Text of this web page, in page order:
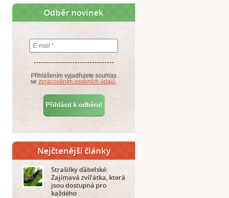
Odběr novinek
Přihlášením vyjadřujete souhlas
se zpracováním osobních údajů.
Nejčtenější články
Strašilky ďábelské:
Zajímavá zvířátka, která
jsou dostupná pro
každého